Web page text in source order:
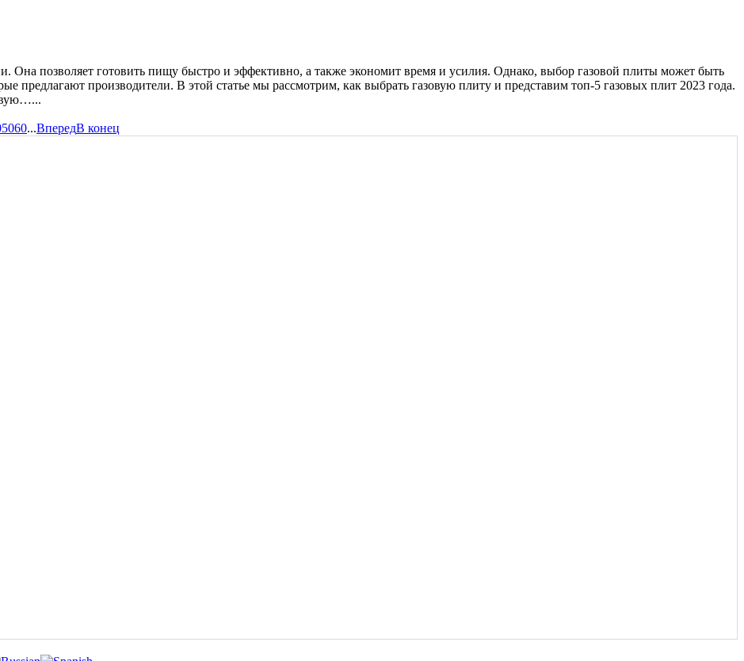
Она позволяет готовить пищу быстро и эффективно, а также экономит время и усилия. Однако, выбор газовой плиты может быть
предлагают производители. В этой статье мы рассмотрим, как выбрать газовую плиту и представим топ-5 газовых плит 2023 года.
5060...ВпередВ конец